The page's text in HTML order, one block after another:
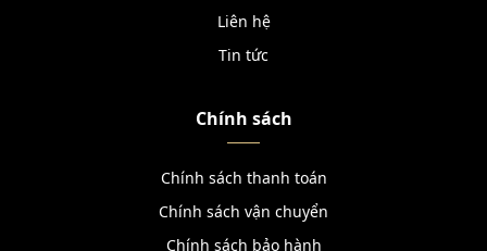
Liên hệ
Tin tức
Chính sách
Chính sách thanh toán
Chính sách vận chuyển
Chính sách bảo hành